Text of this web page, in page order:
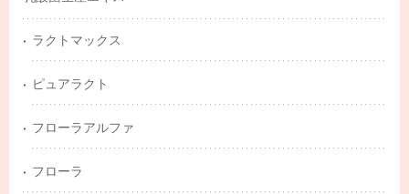
ラクトマックス
ピュアラクト
フローラアルファ
フローラ